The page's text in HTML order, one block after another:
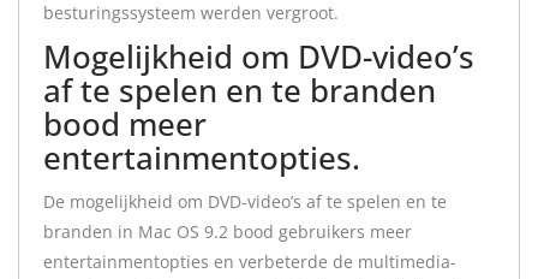
besturingssysteem werden vergroot.
Mogelijkheid om DVD-video’s
af te spelen en te branden
bood meer
entertainmentopties.
De mogelijkheid om DVD-video’s af te spelen en te
branden in Mac OS 9.2 bood gebruikers meer
entertainmentopties en verbeterde de multimedia-